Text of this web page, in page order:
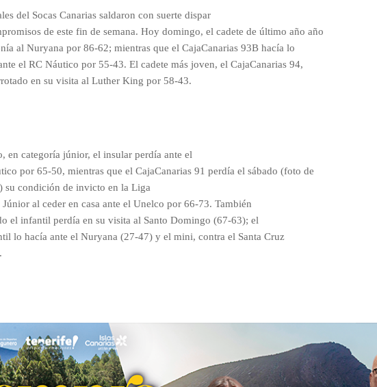
del Socas Canarias saldaron con suerte dispar
de este fin de semana. Hoy domingo, el cadete de último año año
al Nuryana por 86-62; mientras que el CajaCanarias 93B hacía lo
el RC Náutico por 55-43. El cadete más joven, el CajaCanarias 94,
en su visita al Luther King por 58-43.
en categoría júnior, el insular perdía ante el
por 65-50, mientras que el CajaCanarias 91 perdía el sábado (foto de
su condición de invicto en la Liga
Júnior al ceder en casa ante el Unelco por 66-73. También
el infantil perdía en su visita al Santo Domingo (67-63); el
lo hacía ante el Nuryana (27-47) y el mini, contra el Santa Cruz